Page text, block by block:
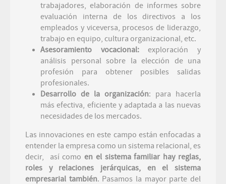
trabajadores, elaboración de informes sobre
evaluación interna de los directivos a los
empleados y viceversa, procesos de liderazgo,
trabajo en equipo, cultura organizacional, etc.
Asesoramiento vocacional:exploración y
análisis personal sobre la elección de una
profesión para obtener posibles salidas
profesionales.
Desarrollo de la organización: para hacerla
más efectiva, eficiente y adaptada a las nuevas
necesidades de los mercados.
Las innovaciones en este campo están enfocadas a
entender la empresa como un sistema relacional, es
decir, así comoen el sistema familiar hay reglas,
roles y relaciones jerárquicas, en el sistema
empresarial también. Pasamos la mayor parte del